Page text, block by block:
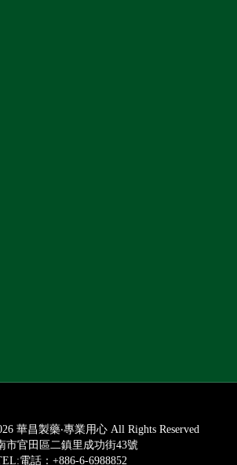
華昌製藥‧專業用心 All Rights Reserved
市官田區二鎮里成功街43號
電話：+886-6-6988852